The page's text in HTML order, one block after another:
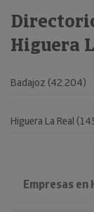
Higuera
Empresas en